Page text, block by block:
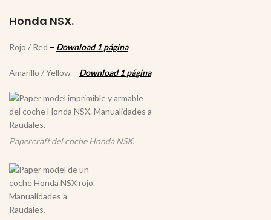
Honda NSX.
Rojo / Red – Download 1 página
Amarillo / Yellow – Download 1 página
Papercraft del coche Honda NSX.